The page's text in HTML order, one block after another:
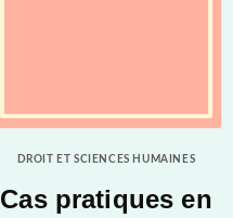
DROIT ET SCIENCES HUMAINES
Cas pratiques en